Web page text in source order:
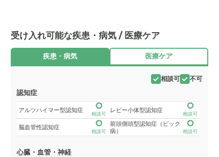
受け入れ可能な疾患・病気 / 医療ケア
疾患・病気 医療ケア
相談可 不可
認知症
アルツハイマー型認知症
相談可
レビー小体型認知症
相談可
脳血管性認知症
相談可
前頭側頭型認知症（ピック
病）
相談可
心臓・血管・神経